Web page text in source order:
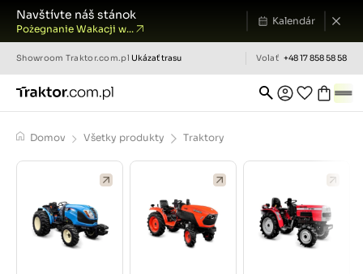
Navštívte náš stánok
Pożegnanie Wakacji w...
Kalendár
Showroom Traktor.com.pl Ukázať trasu Volať +48 17 858 58 58
Domov Všetky produkty Traktory